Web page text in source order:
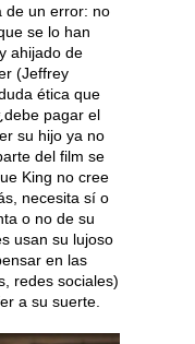
de un error: no
se lo han
ahijado de
(Jeffrey
ética que
pagar el
su hijo ya no
del film se
King no cree
necesita sí o
o no de su
usan su lujoso
en las
redes sociales)
a su suerte.